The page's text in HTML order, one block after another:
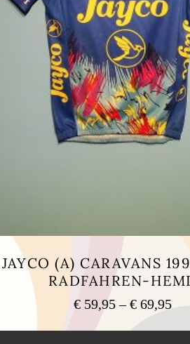
JAYCO (A) CARAVANS
RADFAHREN-
€ 59,95 –€ 69,95
bis
Dieses